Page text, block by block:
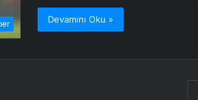
Devamını Oku »